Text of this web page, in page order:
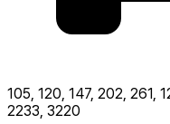
105, 120, 147, 202, 261,
2233, 3220